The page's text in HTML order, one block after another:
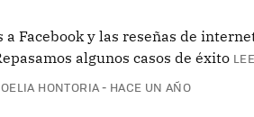
a Facebook y las reseñas de
algunos casos de éxito
HONTORIA HACE UN AÑO